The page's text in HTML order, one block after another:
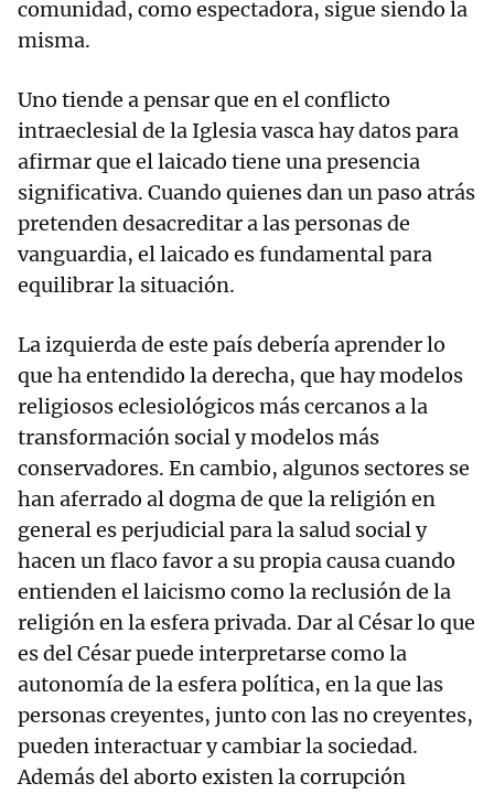
comunidad, como espectadora, sigue siendo la
misma.
Uno tiende a pensar que en el conflicto
intraeclesial de la Iglesia vasca hay datos para
afirmar que el laicado tiene una presencia
significativa. Cuando quienes dan un paso atrás
pretenden desacreditar a las personas de
vanguardia, el laicado es fundamental para
equilibrar la situación.
La izquierda de este país debería aprender lo
que ha entendido la derecha, que hay modelos
religiosos eclesiológicos más cercanos a la
transformación social y modelos más
conservadores. En cambio, algunos sectores se
han aferrado al dogma de que la religión en
general es perjudicial para la salud social y
hacen un flaco favor a su propia causa cuando
entienden el laicismo como la reclusión de la
religión en la esfera privada. Dar al César lo que
es del César puede interpretarse como la
autonomía de la esfera política, en la que las
personas creyentes, junto con las no creyentes,
pueden interactuar y cambiar la sociedad.
Además del aborto existen la corrupción